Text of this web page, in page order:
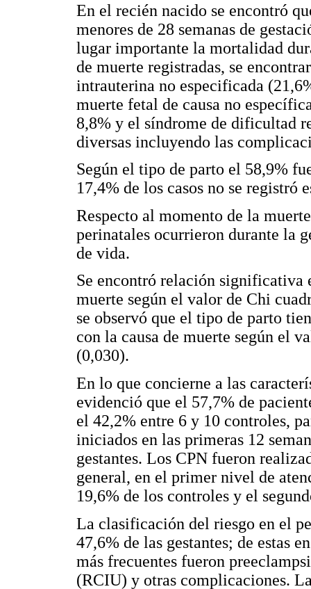
En el recién nacido se encontró
menores de 28 semanas de
lugar importante la mortalidad
de muerte registradas, se
intrauterina no especificada
muerte fetal de causa no
8,8% y el síndrome de dificultad
diversas incluyendo las
Según el tipo de parto el 58,9%
17,4% de los casos no se registró
Respecto al momento de la
perinatales ocurrieron durante la
de vida.
Se encontró relación significativa
muerte según el valor de Chi
se observó que el tipo de parto
con la causa de muerte según el
(0,030).
En lo que concierne a las
evidenció que el 57,7% de
el 42,2% entre 6 y 10 controles,
iniciados en las primeras 12
gestantes. Los CPN fueron
general, en el primer nivel de
19,6% de los controles y el
La clasificación del riesgo en el
47,6% de las gestantes; de estas
más frecuentes fueron
(RCIU) y otras complicaciones.